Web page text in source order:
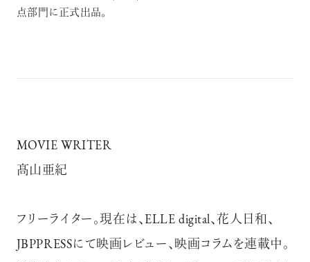
点部門に正式出品。
MOVIE WRITER
髙山亜紀
フリーライター。現在は、ELLE digital、花人日和、
JBPPRESSにて映画レビュー、映画コラムを連載中。